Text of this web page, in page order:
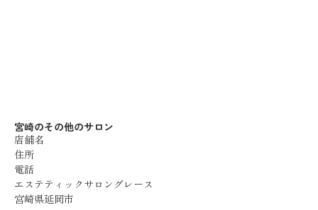
宮崎のその他のサロン
店舗名
住所
電話
エステティックサロングレース
宮崎県延岡市